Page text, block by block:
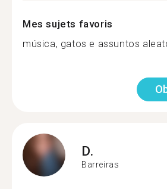
Mes sujets favoris
música, gatos e assuntos
D.
Barreiras